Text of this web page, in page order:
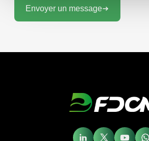
Envoyer un message